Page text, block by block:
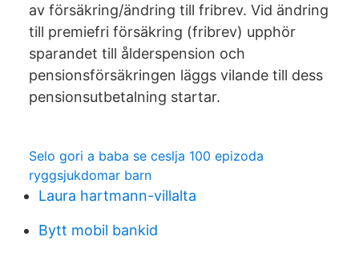
av försäkring/ändring till fribrev. Vid ändring
till premiefri försäkring (fribrev) upphör
sparandet till ålderspension och
pensionsförsäkringen läggs vilande till dess
pensionsutbetalning startar.
Selo gori a baba se ceslja 100 epizoda
ryggsjukdomar barn
Laura hartmann-villalta
Bytt mobil bankid